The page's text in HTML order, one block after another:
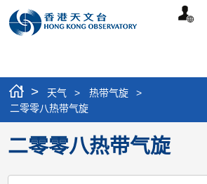
个
> 天气 > 热带气旋
>
二零零八热带气旋
二零零八热带气旋